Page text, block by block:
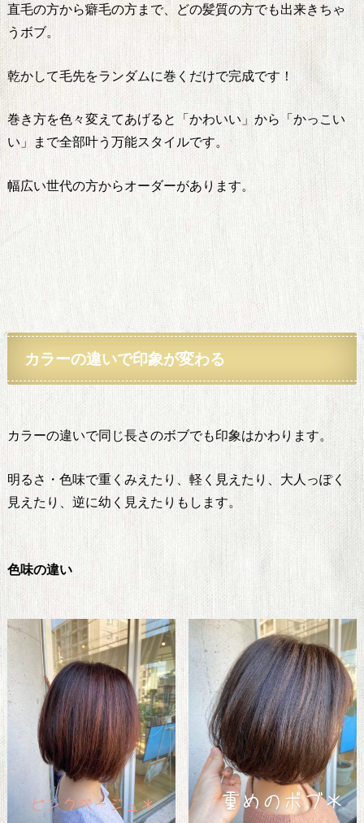
直毛の方から癖毛の方まで、どの髪質の方でも出来きちゃ
うボブ。
乾かして毛先をランダムに巻くだけで完成です！
巻き方を色々変えてあげると「かわいい」から「かっこい
い」まで全部叶う万能スタイルです。
幅広い世代の方からオーダーがあります。
カラーの違いで印象が変わる
カラーの違いで同じ長さのボブでも印象はかわります。
明るさ・色味で重くみえたり、軽く見えたり、大人っぽく
見えたり、逆に幼く見えたりもします。
色味の違い